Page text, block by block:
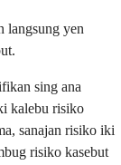
langsung yen
sing ana
kalebu risiko
sanajan risiko iki
risiko kasebut